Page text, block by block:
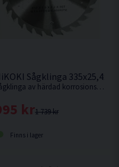
305x30x2,8mm
Sågklinga
Sågklinga av härdad korrosionsbeständigt stål för sågning i hårda och mjuka träslag.
1 739 kr
kr
Finns i lager